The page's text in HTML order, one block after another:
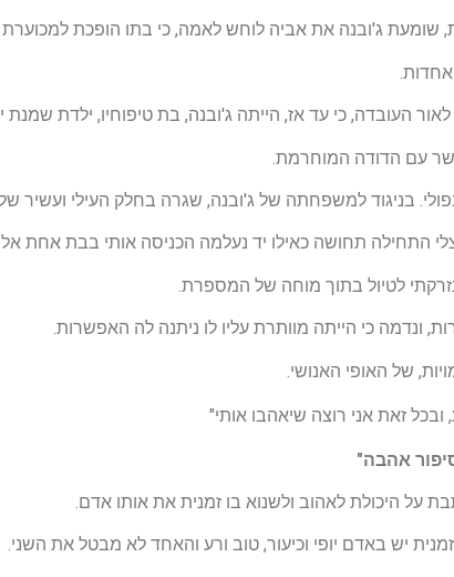
שומעת ג'ובנה את אביה לוחש לאמה, כי בתו הופכת
העובדה, כי עד אז, הייתה ג'ובנה, בת טיפוחיו, ילדת שמנת
עם הדודה המוחרמת.
בניגוד למשפחתה של ג'ובנה, שגרה בחלק העילי ועשיר של
התחילה תחושה כאילו יד נעלמה הכניסה אותי בבת אחת
לטיול בתוך מוחה של המספרת.
ונדמה כי הייתה מוותרת עליו לו ניתנה לה האפשרות.
של האופי האנושי.
ובכל זאת אני רוצה שיאהבו אותי"
אהבה"
על היכולת לאהוב ולשנוא בו זמנית את אותו אדם.
יש באדם יופי וכיעור, טוב ורע והאחד לא מבטל את השני.